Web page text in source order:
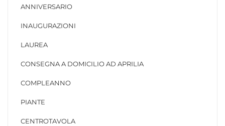
ANNIVERSARIO
INAUGURAZIONI
LAUREA
CONSEGNA A DOMICILIO AD APRILIA
COMPLEANNO
PIANTE
CENTROTAVOLA